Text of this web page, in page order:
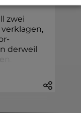
zwei
derweil
e